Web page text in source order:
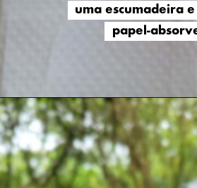
uma escumadeira
papel-
uma escumadeira
papel-